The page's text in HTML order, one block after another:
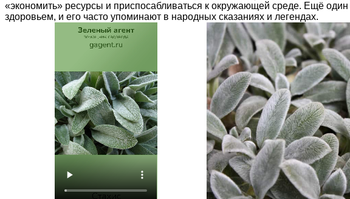
«экономить» ресурсы и приспосабливаться к окружающей среде. Ещё
здоровьем, и его часто упоминают в народных сказаниях и легендах.